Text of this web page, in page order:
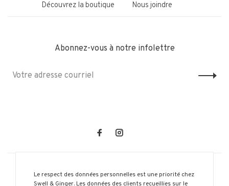
Découvrez la boutique
Nous joindre
Abonnez-vous à notre infolettre
Le respect des données personnelles est une priorité chez
Swell & Ginger. Les données des clients recueillies sur le